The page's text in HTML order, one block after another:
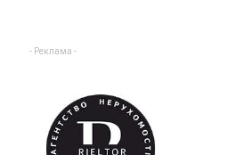
- Реклама -